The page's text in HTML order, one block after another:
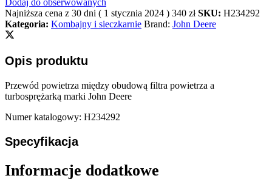
Najniższa cena z 30 dni ( 1 stycznia 2024 ) 340 zł SKU: H234292
Kategoria: Kombajny i sieczkarnie Brand: John Deere
Opis produktu
Przewód powietrza między obudową filtra powietrza a
turbosprężarką marki John Deere
Numer katalogowy: H234292
Specyfikacja
Informacje dodatkowe